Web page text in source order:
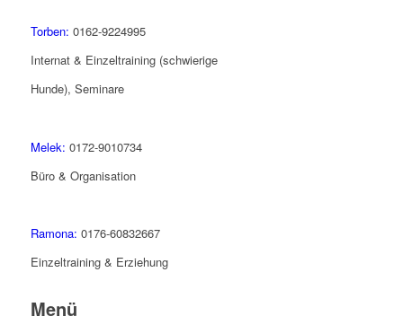
Torben: 0162-9224995
Internat & Einzeltraining (schwierige
Hunde), Seminare
Melek: 0172-9010734
Büro & Organisation
Ramona: 0176-60832667
Einzeltraining & Erziehung
Menü